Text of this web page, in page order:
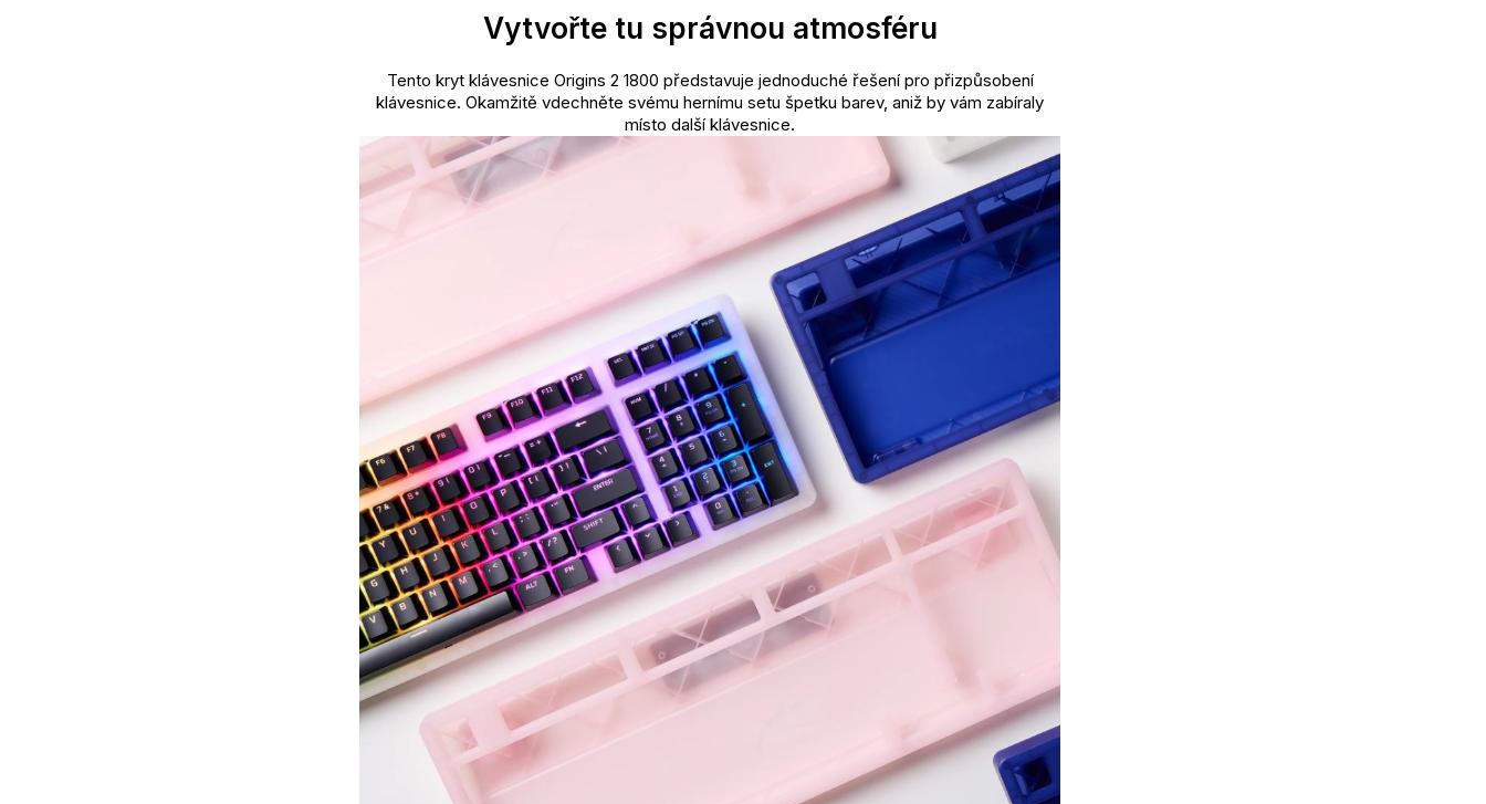
Vytvořte tu správnou atmosféru
Tento kryt klávesnice Origins 2 1800 představuje jednoduché řešení pro přizpůsobení
klávesnice. Okamžitě vdechněte svému hernímu setu špetku barev, aniž by vám zabíraly
místo další klávesnice.